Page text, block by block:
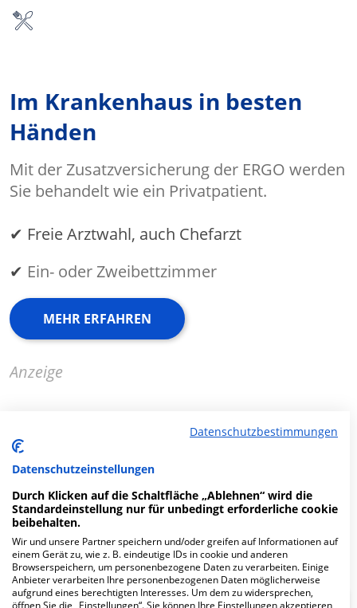
Im Krankenhaus in besten
Händen
Mit der Zusatzversicherung der ERGO werden
Sie behandelt wie ein Privatpatient.
✔ Freie Arztwahl, auch Chefarzt
✔ Ein- oder Zweibettzimmer
MEHR ERFAHREN
Anzeige
Fachabteilungen
Fachabteilung suchen:
Datenschutzbestimmungen
Datenschutzeinstellungen
Durch Klicken auf die Schaltfläche „Ablehnen“ wird die
Standardeinstellung nur für unbedingt erforderliche cookie
beibehalten.
Wir und unsere Partner speichern und/oder greifen auf Informationen auf
einem Gerät zu, wie z. B. eindeutige IDs in cookie und anderen
Browserspeichern, um personenbezogene Daten zu verarbeiten. Einige
Anbieter verarbeiten Ihre personenbezogenen Daten möglicherweise
aufgrund eines berechtigten Interesses. Um dem zu widersprechen,
öffnen Sie die „Einstellungen“. Sie können Ihre Einstellungen akzeptieren,